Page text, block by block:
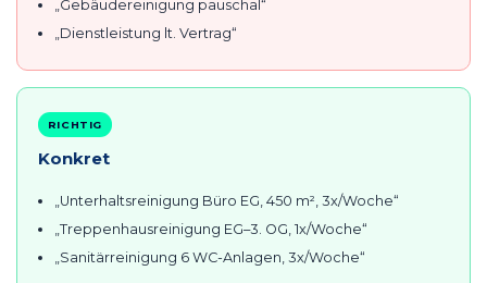
„Gebäudereinigung pauschal“
„Dienstleistung lt. Vertrag“
RICHTIG
Konkret
„Unterhaltsreinigung Büro EG, 450 m², 3x/Woche“
„Treppenhausreinigung EG–3. OG, 1x/Woche“
„Sanitärreinigung 6 WC-Anlagen, 3x/Woche“